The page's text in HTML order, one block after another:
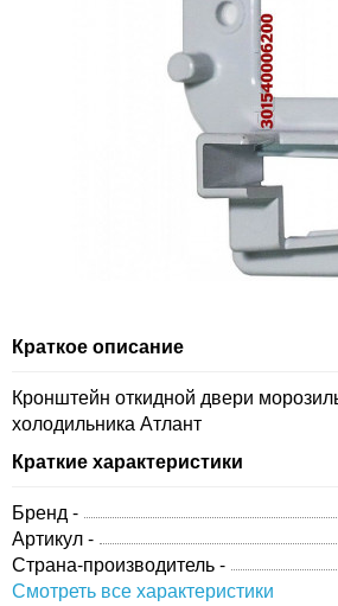
Краткое описание
Кронштейн откидной двери
холодильника Атлант
Краткие характеристики
Бренд -
Артикул -
Страна-производитель -
Смотреть все характеристики